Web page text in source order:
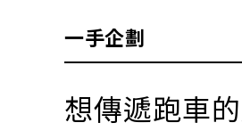
一手企劃
想傳遞跑車